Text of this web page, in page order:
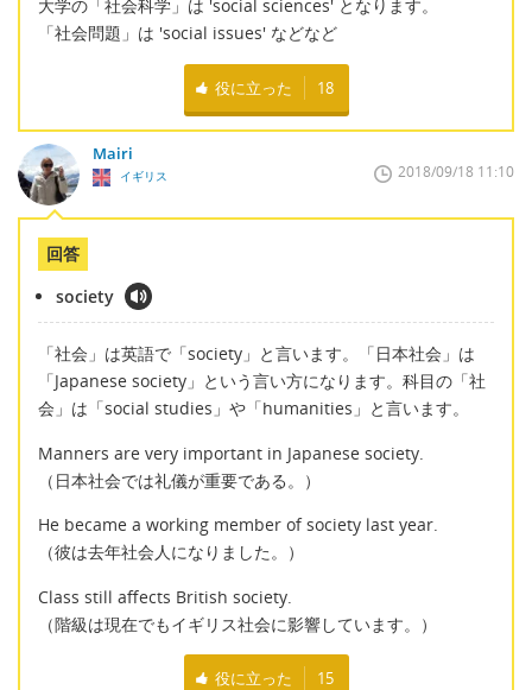
大学の「社会科学」は 'social sciences' となります。
「社会問題」は 'social issues' などなど
役に立った 18
Mairi
イギリス 2018/09/18 11:10
回答
society
「社会」は英語で「society」と言います。「日本社会」は
「Japanese society」という言い方になります。科目の「社
会」は「social studies」や「humanities」と言います。
Manners are very important in Japanese society.
（日本社会では礼儀が重要である。）
He became a working member of society last year.
（彼は去年社会人になりました。）
Class still affects British society.
（階級は現在でもイギリス社会に影響しています。）
役に立った 15